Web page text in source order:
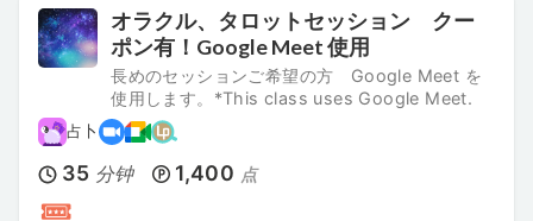
オラクル、タロットセッション クー
ポン有！Google Meet 使用
長めのセッションご希望の方 Google Meet を
使用します。*This class uses Google Meet.
占卜
35 分钟 1,400 点